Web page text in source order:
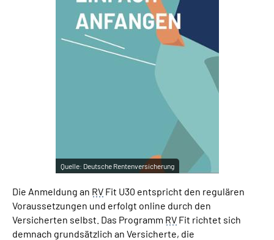
Quelle: Deutsche Rentenversicherung
Die Anmeldung an RV Fit U30 entspricht den regulären
Voraussetzungen und erfolgt online durch den
Versicherten selbst. Das Programm RV Fit richtet sich
demnach grundsätzlich an Versicherte, die